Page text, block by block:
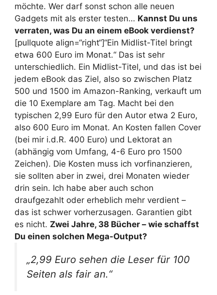
möchte. Wer darf sonst schon alle neuen
Gadgets mit als erster testen… Kannst Du uns
verraten, was Du an einem eBook verdienst?
[pullquote align=“right“]“Ein Midlist-Titel bringt
etwa 600 Euro im Monat.“ Das ist sehr
unterschiedlich. Ein Midlist-Titel, und das ist bei
jedem eBook das Ziel, also so zwischen Platz
500 und 1500 im Amazon-Ranking, verkauft um
die 10 Exemplare am Tag. Macht bei den
typischen 2,99 Euro für den Autor etwa 2 Euro,
also 600 Euro im Monat. An Kosten fallen Cover
(bei mir i.d.R. 400 Euro) und Lektorat an
(abhängig vom Umfang, 4-6 Euro pro 1500
Zeichen). Die Kosten muss ich vorfinanzieren,
sie sollten aber in zwei, drei Monaten wieder
drin sein. Ich habe aber auch schon
draufgezahlt oder erheblich mehr verdient –
das ist schwer vorherzusagen. Garantien gibt
es nicht. Zwei Jahre, 38 Bücher – wie schaffst
Du einen solchen Mega-Output?
„2,99 Euro sehen die Leser für 100
Seiten als fair an.“